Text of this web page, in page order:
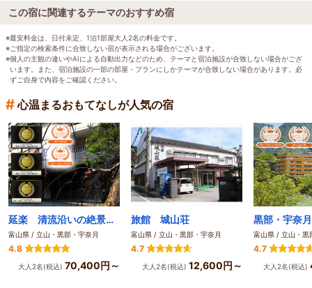
この宿に関連するテーマのおすすめ宿
※最安料金は、日付未定、1泊1部屋大人2名の料金です。
※ご指定の検索条件に合致しない宿が表示される場合がございます。
※個人の主観の違いやAIによる自動出力などのため、テーマと宿泊施設が合致しない場合がござ
います。また、宿泊施設の一部の部屋・プランにしかテーマが合致しない場合があります。必
ずご自身で内容をご確認ください。
# 心温まるおもてなしが人気の宿
延楽 清流沿いの絶景露天と旬菜会席が評判の宿
富山県 / 立山・黒部・宇奈月
4.8
大人2名(税込) 70,400円～
旅館 城山荘
富山県 / 立山・黒部・宇奈月
4.7
大人2名(税込) 12,600円～
富山県 / 立山・黒
4.7
大人2名(税込)